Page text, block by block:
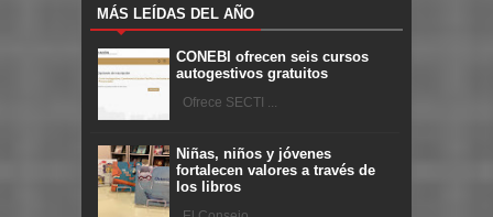
MÁS LEÍDAS DEL AÑO
CONEBI ofrecen seis cursos
autogestivos gratuitos
Ofrece SECTI ...
Niñas, niños y jóvenes
fortalecen valores a través de
los libros